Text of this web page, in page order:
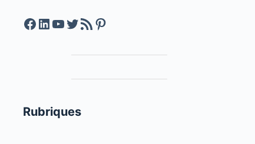
Facebook
LinkedIn
YouTube
Twitter
Feed RSSPinterest
Rubriques